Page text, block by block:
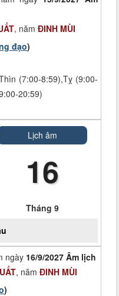
, năm ĐINH MÙI
đạo)
(7:00-8:59),Tỵ (9:00-
20:59)
Lịch âm
16
Tháng 9
ngày 16/9/2027 Âm lịch
, năm ĐINH MÙI
)